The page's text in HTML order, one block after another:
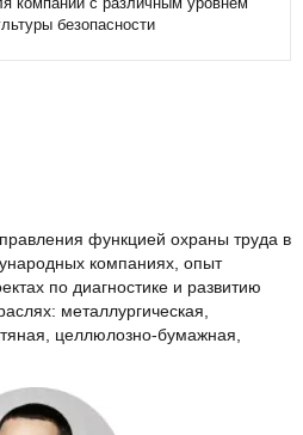
безопасности
функцией охраны труда в
компаниях, опыт
по диагностике и развитию
металлургическая,
целлюлозно-бумажная,